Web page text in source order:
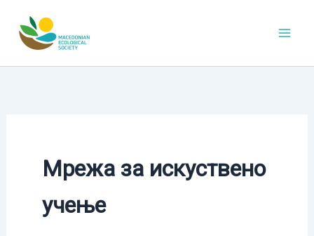
content
Мрежа за искуствено
учење